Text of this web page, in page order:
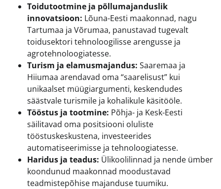
Toidutootmine ja põllumajanduslik
innovatsioon: Lõuna-Eesti maakonnad, nagu
Tartumaa ja Võrumaa, panustavad tugevalt
toidusektori tehnoloogilisse arengusse ja
agrotehnoloogiatesse.
Turism ja elamusmajandus: Saaremaa ja
Hiiumaa arendavad oma “saarelisust” kui
unikaalset müügiargumenti, keskendudes
säästvale turismile ja kohalikule käsitööle.
Tööstus ja tootmine: Põhja- ja Kesk-Eesti
säilitavad oma positsiooni oluliste
tööstuskeskustena, investeerides
automatiseerimisse ja tehnoloogiatesse.
Haridus ja teadus: Ülikoolilinnad ja nende ümber
koondunud maakonnad moodustavad
teadmistepõhise majanduse tuumiku.